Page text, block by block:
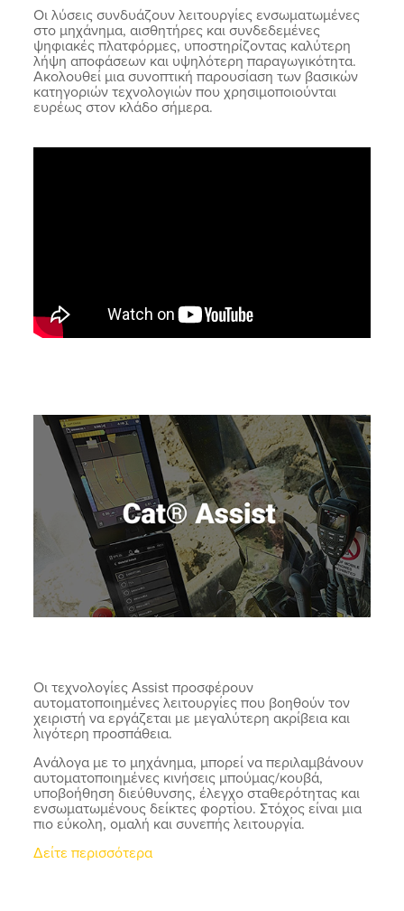
Οι λύσεις συνδυάζουν λειτουργίες ενσωματωμένες
στο μηχάνημα, αισθητήρες και συνδεδεμένες
ψηφιακές πλατφόρμες, υποστηρίζοντας καλύτερη
λήψη αποφάσεων και υψηλότερη παραγωγικότητα.
Ακολουθεί μια συνοπτική παρουσίαση των βασικών
κατηγοριών τεχνολογιών που χρησιμοποιούνται
ευρέως στον κλάδο σήμερα.
Οι τεχνολογίες Assist προσφέρουν
αυτοματοποιημένες λειτουργίες που βοηθούν τον
χειριστή να εργάζεται με μεγαλύτερη ακρίβεια και
λιγότερη προσπάθεια.
Ανάλογα με το μηχάνημα, μπορεί να περιλαμβάνουν
αυτοματοποιημένες κινήσεις μπούμας/κουβά,
υποβοήθηση διεύθυνσης, έλεγχο σταθερότητας και
ενσωματωμένους δείκτες φορτίου. Στόχος είναι μια
πιο εύκολη, ομαλή και συνεπής λειτουργία.
Δείτε περισσότερα